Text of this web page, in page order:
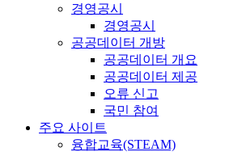
경영공시
경영공시
공공데이터 개방
공공데이터 개요
공공데이터 제공
오류 신고
국민 참여
주요 사이트
융합교육(STEAM)